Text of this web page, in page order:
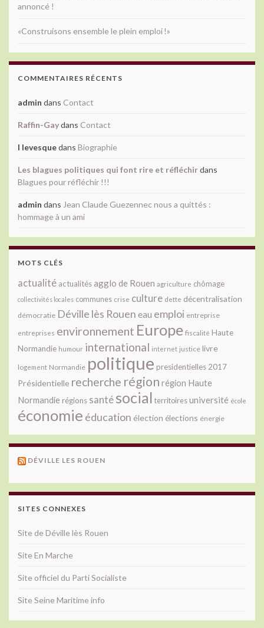
annoncé !
«Construisons ensemble le plein emploi !»
COMMENTAIRES RÉCENTS
admin dans Contact
Raffin-Gaydans Contact
l levesquedans Biographie
Les blagues politiques qui font rire et réfléchirdans
Blagues pour réfléchir !!!
admin dans Jean Claude Guezennec nous a quittés :
hommage à un ami
MOTS CLÉS
actualité actualitésagglo de Rouen agriculture chômage
collectivités locales communes crise culture dette décentralisation
démocratie Déville lès Rouen eau emploi entreprise
entreprises environnement Europe fiscalité Haute
Normandie humour international internet justice livre
logement Normandie politique presidentielles 2017
Présidentielle recherche région région Haute
Normandie régions santésocial territoiresuniversité école
économie éducation élection élections énergie
DÉVILLE LES ROUEN
SITES CONNEXES
Site de Déville lès Rouen
Site En Marche
Site officiel du Parti Socialiste
Site Seine Maritime info